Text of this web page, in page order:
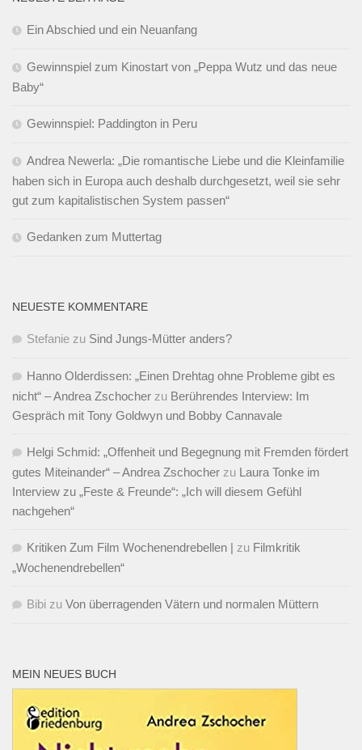
Ein Abschied und ein Neuanfang
Gewinnspiel zum Kinostart von „Peppa Wutz und das neue
Baby“
Gewinnspiel: Paddington in Peru
Andrea Newerla: „Die romantische Liebe und die Kleinfamilie
haben sich in Europa auch deshalb durchgesetzt, weil sie sehr
gut zum kapitalistischen System passen“
Gedanken zum Muttertag
NEUESTE KOMMENTARE
Stefanie zu Sind Jungs-Mütter anders?
Hanno Olderdissen: „Einen Drehtag ohne Probleme gibt es
nicht“ – Andrea Zschocher zu Berührendes Interview: Im
Gespräch mit Tony Goldwyn und Bobby Cannavale
Helgi Schmid: „Offenheit und Begegnung mit Fremden fördert
gutes Miteinander“ – Andrea Zschocher zu Laura Tonke im
Interview zu „Feste & Freunde“: „Ich will diesem Gefühl
nachgehen“
Kritiken Zum Film Wochenendrebellen | zu Filmkritik
„Wochenendrebellen“
Bibi zu Von überragenden Vätern und normalen Müttern
MEIN NEUES BUCH